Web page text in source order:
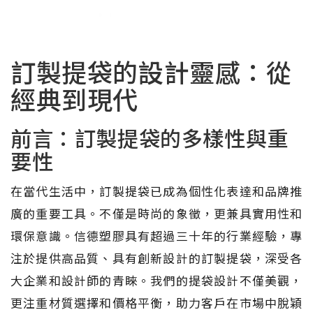
訂製提袋的設計靈感：從
經典到現代
前言：訂製提袋的多樣性與重
要性
在當代生活中，訂製提袋已成為個性化表達和品牌推
廣的重要工具。不僅是時尚的象徵，更兼具實用性和
環保意識。信德塑膠具有超過三十年的行業經驗，專
注於提供高品質、具有創新設計的訂製提袋，深受各
大企業和設計師的青睞。我們的提袋設計不僅美觀，
更注重材質選擇和價格平衡，助力客戶在市場中脫穎